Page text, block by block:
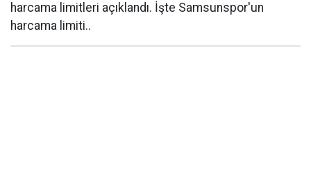
harcama limitleri açıklandı. İşte Samsunspor'un
harcama limiti..